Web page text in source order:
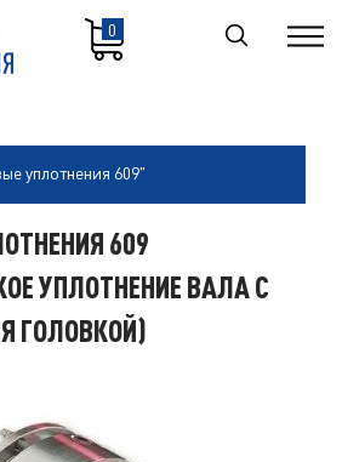
0
уплотнения 609"
609
УПЛОТНЕНИЕ ВАЛА С
ГОЛОВКОЙ)